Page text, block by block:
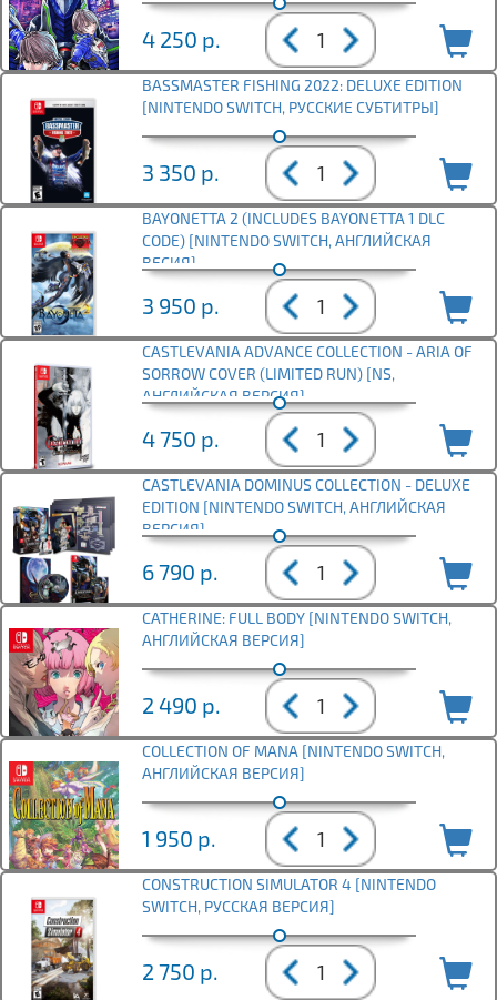
4 250 р.
BASSMASTER FISHING 2022: DELUXE EDITION
[NINTENDO SWITCH, РУССКИЕ СУБТИТРЫ]
3 350 р.
BAYONETTA 2 (INCLUDES BAYONETTA 1 DLC
CODE) [NINTENDO SWITCH, АНГЛИЙСКАЯ
ВЕСИЯ]
3 950 р.
CASTLEVANIA ADVANCE COLLECTION - ARIA OF
SORROW COVER (LIMITED RUN) [NS,
АНГЛИЙСКАЯ ВЕРСИЯ]
4 750 р.
CASTLEVANIA DOMINUS COLLECTION - DELUXE
EDITION [NINTENDO SWITCH, АНГЛИЙСКАЯ
ВЕРСИЯ]
6 790 р.
CATHERINE: FULL BODY [NINTENDO SWITCH,
АНГЛИЙСКАЯ ВЕРСИЯ]
2 490 р.
COLLECTION OF MANA [NINTENDO SWITCH,
АНГЛИЙСКАЯ ВЕРСИЯ]
1 950 р.
CONSTRUCTION SIMULATOR 4 [NINTENDO
SWITCH, РУССКАЯ ВЕРСИЯ]
2 750 р.